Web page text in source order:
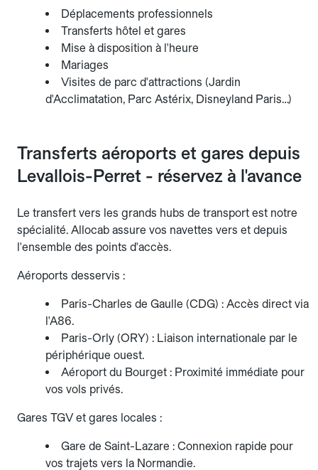
Déplacements professionnels
Transferts hôtel et gares
Mise à disposition à l'heure
Mariages
Visites de parc d'attractions (Jardin
d'Acclimatation, Parc Astérix, Disneyland Paris…)
Transferts aéroports et gares depuis
Levallois-Perret - réservez à l'avance
Le transfert vers les grands hubs de transport est notre
spécialité. Allocab assure vos navettes vers et depuis
l'ensemble des points d'accès.
Aéroports desservis :
Paris-Charles de Gaulle (CDG) : Accès direct via
l'A86.
Paris-Orly (ORY) : Liaison internationale par le
périphérique ouest.
Aéroport du Bourget : Proximité immédiate pour
vos vols privés.
Gares TGV et gares locales :
Gare de Saint-Lazare : Connexion rapide pour
vos trajets vers la Normandie.